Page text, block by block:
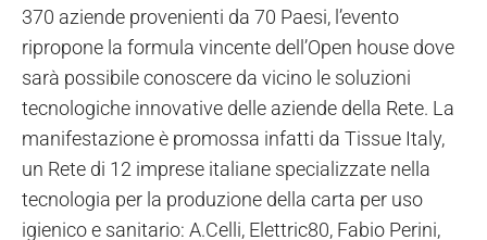
370 aziende provenienti da 70 Paesi, l’evento
ripropone la formula vincente dell’Open house dove
sarà possibile conoscere da vicino le soluzioni
tecnologiche innovative delle aziende della Rete. La
manifestazione è promossa infatti da Tissue Italy,
un Rete di 12 imprese italiane specializzate nella
tecnologia per la produzione della carta per uso
igienico e sanitario: A.Celli, Elettric80, Fabio Perini,